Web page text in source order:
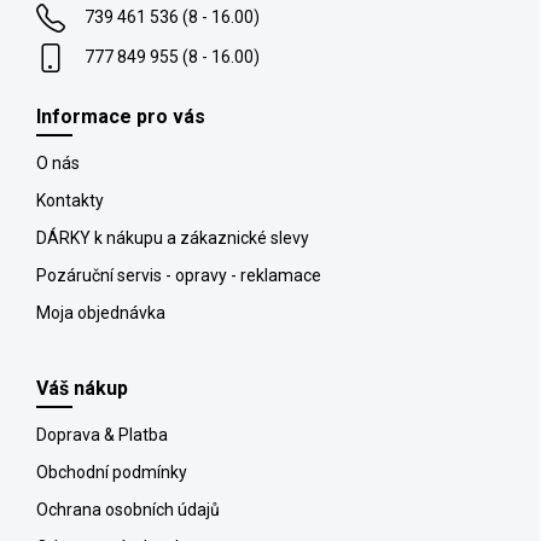
739 461 536 (8 - 16.00)
777 849 955 (8 - 16.00)
Informace pro vás
O nás
Kontakty
DÁRKY k nákupu a zákaznické slevy
Pozáruční servis - opravy - reklamace
Moja objednávka
Váš nákup
Doprava & Platba
Obchodní podmínky
Ochrana osobních údajů